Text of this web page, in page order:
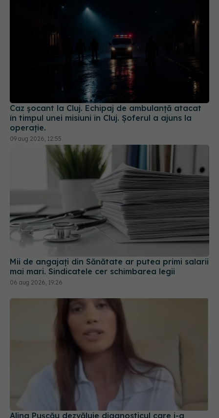
Caz șocant la Cluj. Echipaj de ambulanță atacat
în timpul unei misiuni în Cluj. Șoferul a ajuns la
09 aug 2026, 12:55
Mii de angajați din Sănătate ar putea primi salarii
mai mari. Sindicatele cer schimbarea legii
Alina Pușcău dezvăluie diagnosticul care i-a
schimbat viața: Am cancer la sân. Am intrat în
metastază
07 aug 2026, 12:39